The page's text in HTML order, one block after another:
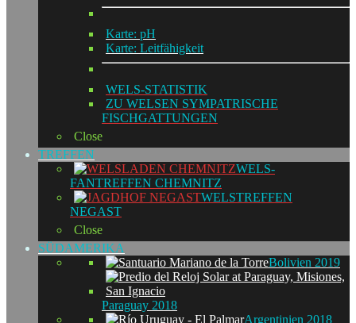
Karte: pH
Karte: Leitfähigkeit
WELS-STATISTIK
ZU WELSEN SYMPATRISCHE
FISCHGATTUNGEN
Close
TREFFEN
WELS-
FANTREFFEN CHEMNITZ
WELSTREFFEN
NEGAST
Close
SÜDAMERIKA
Bolivien 2019
Paraguay 2018
Argentinien 2018